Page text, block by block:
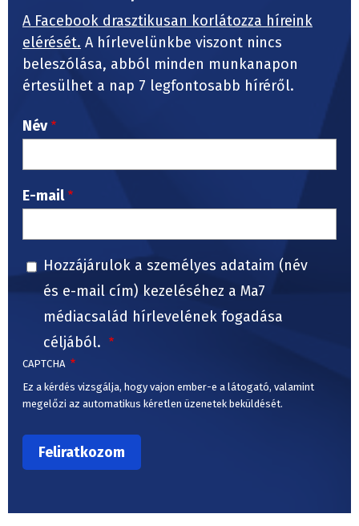
A Facebook drasztikusan korlátozza híreink
elérését. A hírlevelünkbe viszont nincs
beleszólása, abból minden munkanapon
értesülhet a nap 7 legfontosabb híréről.
Név
E-mail
Hozzájárulok a személyes adataim (név
és e-mail cím) kezeléséhez a Ma7
médiacsalád hírlevelének fogadása
céljából.
CAPTCHA
Ez a kérdés vizsgálja, hogy vajon ember-e a látogató, valamint
megelőzi az automatikus kéretlen üzenetek beküldését.